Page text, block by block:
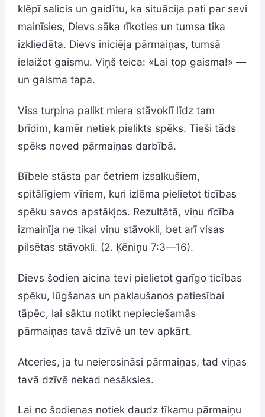
klēpī salicis un gaidītu, ka situācija pati par sevi
mainīsies, Dievs sāka rīkoties un tumsa tika
izkliedēta. Dievs iniciēja pārmaiņas, tumsā
ielaižot gaismu. Viņš teica: «Lai top gaisma!» —
un gaisma tapa.
Viss turpina palikt miera stāvoklī līdz tam
brīdim, kamēr netiek pielikts spēks. Tieši tāds
spēks noved pārmaiņas darbībā.
Bībele stāsta par četriem izsalkušiem,
spitālīgiem vīriem, kuri izlēma pielietot ticības
spēku savos apstākļos. Rezultātā, viņu rīcība
izmainīja ne tikai viņu stāvokli, bet arī visas
pilsētas stāvokli. (2. Ķēniņu 7:3—16).
Dievs šodien aicina tevi pielietot garīgo ticības
spēku, lūgšanas un pakļaušanos patiesībai
tāpēc, lai sāktu notikt nepieciešamās
pārmaiņas tavā dzīvē un tev apkārt.
Atceries, ja tu neierosināsi pārmaiņas, tad viņas
tavā dzīvē nekad nesāksies.
Lai no šodienas notiek daudz tīkamu pārmaiņu